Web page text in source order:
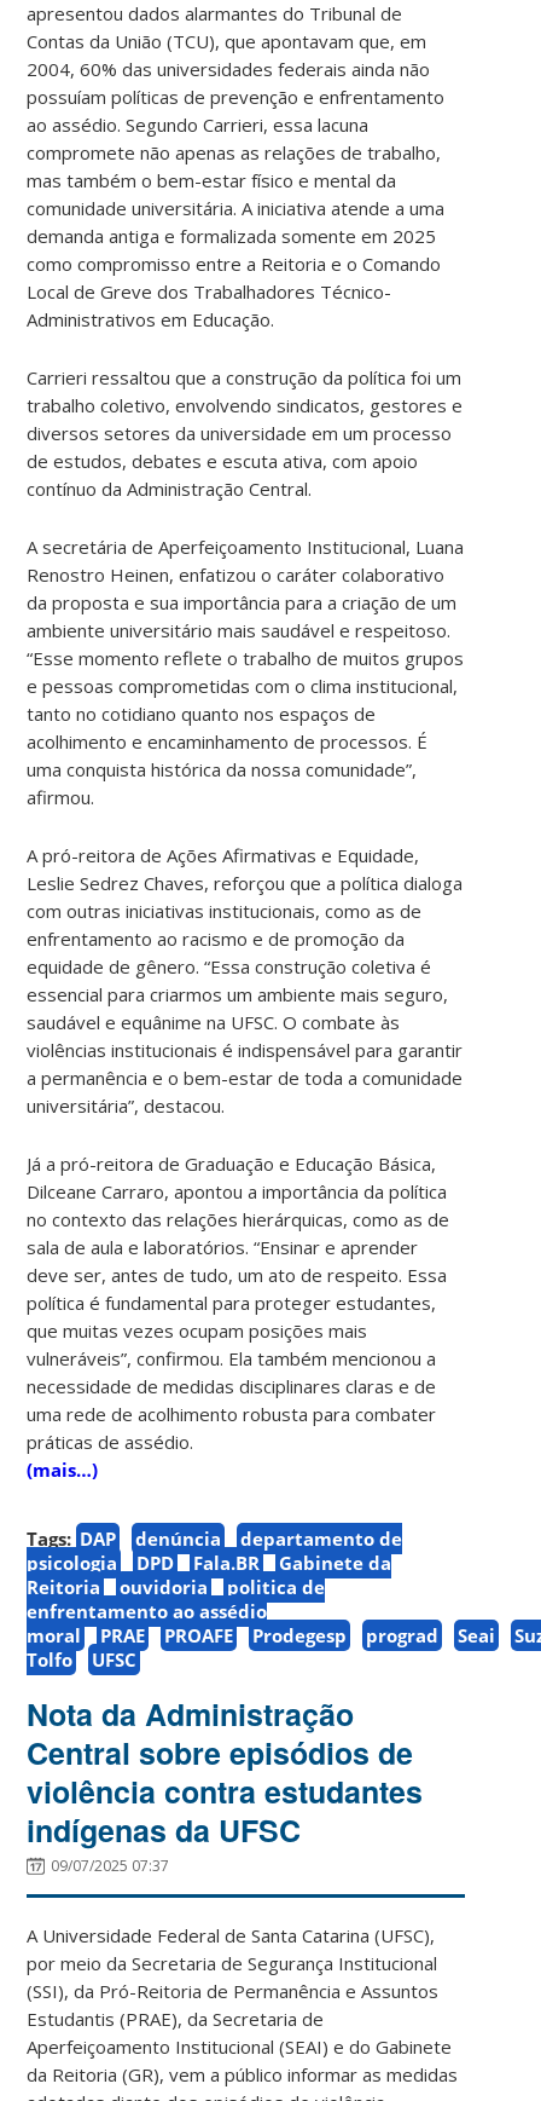
apresentou dados alarmantes do Tribunal de
Contas da União (TCU), que apontavam que, em
2004, 60% das universidades federais ainda não
possuíam políticas de prevenção e enfrentamento
ao assédio. Segundo Carrieri, essa lacuna
compromete não apenas as relações de trabalho,
mas também o bem-estar físico e mental da
comunidade universitária. A iniciativa atende a uma
demanda antiga e formalizada somente em 2025
como compromisso entre a Reitoria e o Comando
Local de Greve dos Trabalhadores Técnico-
Administrativos em Educação.
Carrieri ressaltou que a construção da política foi um
trabalho coletivo, envolvendo sindicatos, gestores e
diversos setores da universidade em um processo
de estudos, debates e escuta ativa, com apoio
contínuo da Administração Central.
A secretária de Aperfeiçoamento Institucional, Luana
Renostro Heinen, enfatizou o caráter colaborativo
da proposta e sua importância para a criação de um
ambiente universitário mais saudável e respeitoso.
“Esse momento reflete o trabalho de muitos grupos
e pessoas comprometidas com o clima institucional,
tanto no cotidiano quanto nos espaços de
acolhimento e encaminhamento de processos. É
uma conquista histórica da nossa comunidade”,
afirmou.
A pró-reitora de Ações Afirmativas e Equidade,
Leslie Sedrez Chaves, reforçou que a política dialoga
com outras iniciativas institucionais, como as de
enfrentamento ao racismo e de promoção da
equidade de gênero. “Essa construção coletiva é
essencial para criarmos um ambiente mais seguro,
saudável e equânime na UFSC. O combate às
violências institucionais é indispensável para garantir
a permanência e o bem-estar de toda a comunidade
universitária”, destacou.
Já a pró-reitora de Graduação e Educação Básica,
Dilceane Carraro, apontou a importância da política
no contexto das relações hierárquicas, como as de
sala de aula e laboratórios. “Ensinar e aprender
deve ser, antes de tudo, um ato de respeito. Essa
política é fundamental para proteger estudantes,
que muitas vezes ocupam posições mais
vulneráveis”, confirmou. Ela também mencionou a
necessidade de medidas disciplinares claras e de
uma rede de acolhimento robusta para combater
práticas de assédio.
(mais…)
Tags: DAP denúncia
departamento de
psicologia
DPD Fala.BR
Gabinete da
Reitoria
ouvidoria
politica de
enfrentamento ao assédio
moral
PRAE PROAFE Prodegesp prograd Seai
Tolfo
UFSC
Nota da Administração
Central sobre episódios de
violência contra estudantes
indígenas da UFSC
09/07/2025 07:37
A Universidade Federal de Santa Catarina (UFSC),
por meio da Secretaria de Segurança Institucional
(SSI), da Pró-Reitoria de Permanência e Assuntos
Estudantis (PRAE), da Secretaria de
Aperfeiçoamento Institucional (SEAI) e do Gabinete
da Reitoria (GR), vem a público informar as medidas